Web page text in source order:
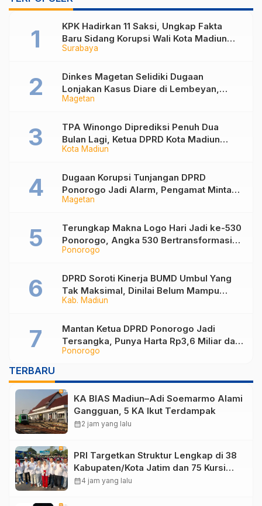
Surabaya
KPK Hadirkan 11 Saksi, Ungkap Fakta
Baru Sidang Korupsi Wali Kota Madiun
Nonaktif Maidi
Magetan
Dinkes Magetan Selidiki Dugaan
Lonjakan Kasus Diare di Lembeyan,
Lakukan Penyelidikan Epidemiologi
Kota Madiun
TPA Winongo Diprediksi Penuh Dua
Bulan Lagi, Ketua DPRD Kota Madiun
Desak Pemkot Percepat Penanganan
Magetan
Dugaan Korupsi Tunjangan DPRD
Ponorogo Jadi Alarm, Pengamat Minta
Magetan Perkuat Tata Kelola
Ponorogo
Terungkap Makna Logo Hari Jadi ke-530
Ponorogo, Angka 530 Bertransformasi
Jadi Sekar Kinanthi
Kab. Madiun
DPRD Soroti Kinerja BUMD Umbul Yang
Tak Maksimal, Dinilai Belum Mampu
Hasilkan PAD
Ponorogo
Mantan Ketua DPRD Ponorogo Jadi
Tersangka, Punya Harta Rp3,6 Miliar dan
Utang Rp1,4 Miliar
TERBARU
KA BIAS Madiun–Adi Soemarmo Alami
Gangguan, 5 KA Ikut Terdampak
calendar_month2 jam yang lalu
PRI Targetkan Struktur Lengkap di 38
Kabupaten/Kota Jatim dan 75 Kursi
DPR RI pada Pemilu 2029
calendar_month4 jam yang lalu